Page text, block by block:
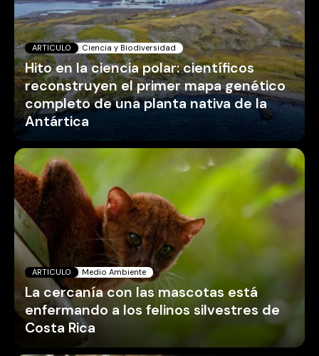
ARTICULO Ciencia y Biodiversidad
Hito en la ciencia polar: científicos
reconstruyen el primer mapa genético
completo de una planta nativa de la
Antártica
ARTICULO Medio Ambiente
La cercanía con las mascotas está
enfermando a los felinos silvestres de
Costa Rica